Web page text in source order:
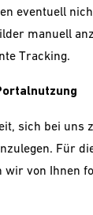
eventuell
manuell
Tracking.
sich bei uns
Für
von Ihnen